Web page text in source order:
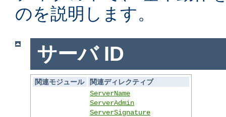
のを説明します。
サーバ ID
関連モジュール
関連ディレクティブ
ServerName
ServerAdmin
ServerSignature